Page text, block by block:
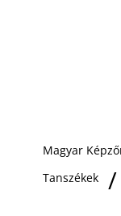
Magyar
Tanszékek